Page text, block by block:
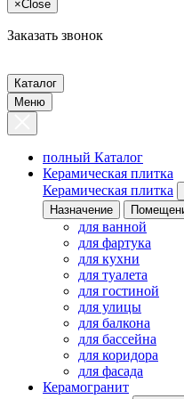
×Close
Заказать звонок
Каталог
Меню
полный Каталог
Керамическая плитка
Керамическая плитка
Назначение
для ванной
для фартука
для кухни
для туалета
для гостиной
для улицы
для балкона
для бассейна
для коридора
для фасада
Керамогранит